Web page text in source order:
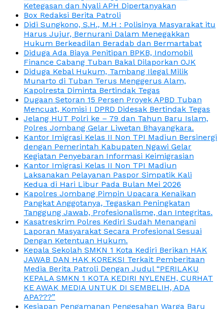
Ketegasan dan Nyali APH Dipertanyakan
Box Redaksi Berita Patroli
Didi Sungkono, S.H., M.H : Polisinya Masyarakat itu
Harus Jujur, Bernurani Dalam Menegakkan
Hukum Berkeadilan Beradab dan Bermartabat
Diduga Ada Biaya Penitipan BPKB, Indomobil
Finance Cabang Tuban Bakal Dilaporkan OJK
Diduga Kebal Hukum, Tambang Ilegal Milik
Munarto di Tuban Terus Menggerus Alam,
Kapolresta Diminta Bertindak Tegas
Dugaan Setoran 15 Persen Proyek APBD Tuban
Mencuat, Komisi I DPRD Didesak Bertindak Tegas
Jelang HUT Polri ke – 79 dan Tahun Baru Islam,
Polres Jombang Gelar Liwetan Bhayangkara.
Kantor Imigrasi Kelas II Non TPI Madiun Bersinergi
dengan Pemerintah Kabupaten Ngawi Gelar
Kegiatan Penyebaran Informasi Keimigrasian
Kantor Imigrasi Kelas II Non TPI Madiun
Laksanakan Pelayanan Paspor Simpatik Kali
Kedua di Hari Libur Pada Bulan Mei 2026
Kapolres Jombang Pimpin Upacara Kenaikan
Pangkat Anggotanya, Tegaskan Peningkatan
Tanggung Jawab, Profesionalisme, dan Integritas.
Kasatreskrim Polres Kediri Sudah Menangani
Laporan Masyarakat Secara Profesional Sesuai
Dengan Ketentuan Hukum.
Kepala Sekolah SMKN 1 Kota Kediri Berikan HAK
JAWAB DAN HAK KOREKSI Terkait Pemberitaan
Media Berita Patroli Dengan Judul “PERILAKU
KEPALA SMKN 1 KOTA KEDIRI NYLENEH, CURHAT
KE AWAK MEDIA UNTUK DI SEMBELIH, ADA
APA???”
Kesiapan Pengamanan Pengesahan Warga Baru